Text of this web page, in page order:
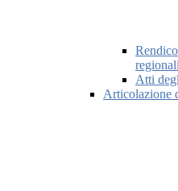
Atti
Articolazione